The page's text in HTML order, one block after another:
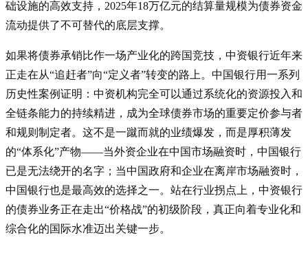
础设施的高效支持，2025年18万亿元的结算量规模为债券资金
流动提供了不可替代的底层支撑。
如果将债券承销比作一场产业化的跨国竞技，中资银行近年来
正走在从“追赶者”向“定义者”转变的路上。中国银行用一系列
历史性案例证明：中资机构完全可以通过系统化的资源投入和
全链条能力的持续精进，成为全球债券市场的重要定价参与者
和规则制定者。这不是一蹴而就的业绩爆发，而是厚积薄发
的“体系化”产物——当外资企业在中国市场融资时，中国银行
已是无法绕开的名字；当中国政府和企业在离岸市场融资时，
中国银行也是最高效的选择之一。站在行业拐点上，中资银行
的债券业务正在走出“价格战”的初级阶段，真正向着专业化和
综合化的国际水准迈出关键一步。